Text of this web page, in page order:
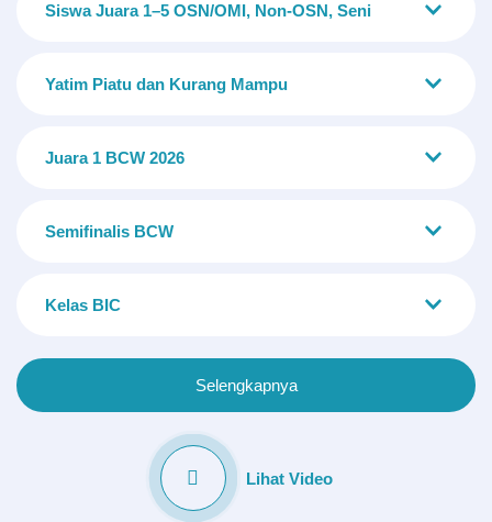
Siswa Juara 1–5 OSN/OMI, Non-OSN, Seni
Yatim Piatu dan Kurang Mampu
Juara 1 BCW 2026
Semifinalis BCW
Kelas BIC
Selengkapnya
Lihat Video